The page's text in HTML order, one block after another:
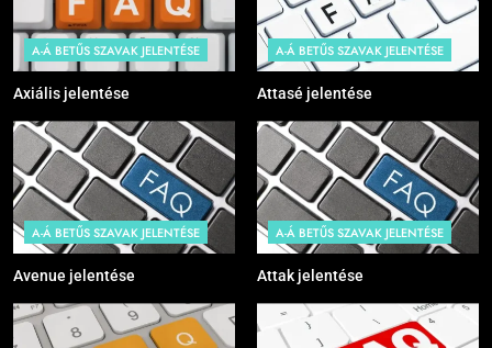
A-Á BETŰS SZAVAK JELENTÉSE
Axiális jelentése
A-Á BETŰS SZAVAK JELENTÉSE
Attasé jelentése
A-Á BETŰS SZAVAK JELENTÉSE
Avenue jelentése
A-Á BETŰS SZAVAK JELENTÉSE
Attak jelentése